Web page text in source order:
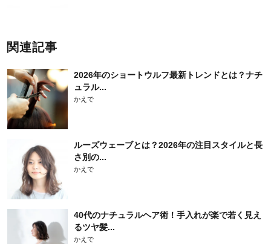
関連記事
2026年のショートウルフ最新トレンドとは？ナチ
ュラル...
かえで
ルーズウェーブとは？2026年の注目スタイルと長
さ別の...
かえで
40代のナチュラルヘア術！手入れが楽で若く見え
るツヤ髪...
かえで